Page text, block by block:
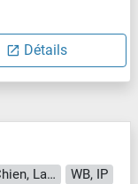
Détails
Reactivité: Humain, Souris, Rat, Chien, Lapin, Cobaye
WB, IP